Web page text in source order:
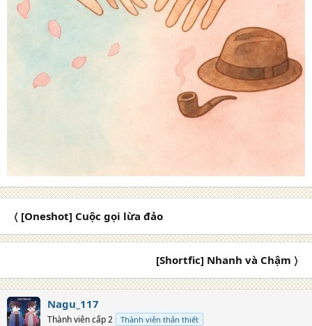
〈 [Oneshot] Cuộc gọi lừa đảo
[Shortfic] Nhanh và Chậm 〉
Nagu_117
Thành viên cấp 2 Thành viên thân thiết